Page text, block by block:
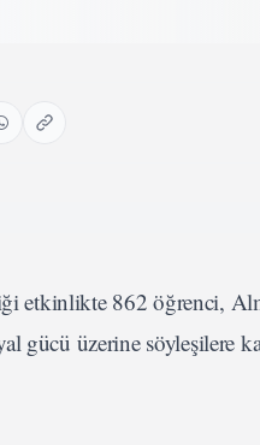
etkinlikte 862 öğrenci,
gücü üzerine söyleşilere